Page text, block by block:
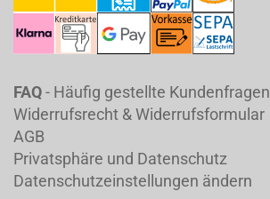
FAQ- Häufig gestellte Kundenfragen
Widerrufsrecht & Widerrufsformular
AGB
Privatsphäre und Datenschutz
Datenschutzeinstellungen ändern